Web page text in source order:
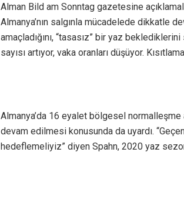
Alman Bild am Sonntag gazetesine
Almanya’nın salgınla mücadelede dikkatle
amaçladığını, “tasasız” bir yaz
sayısı artıyor, vaka oranları düşüyor.
Almanya’da 16 eyalet bölgesel normalleşme
devam edilmesi konusunda da uyardı.
hedeflemeliyiz” diyen Spahn, 2020 yaz